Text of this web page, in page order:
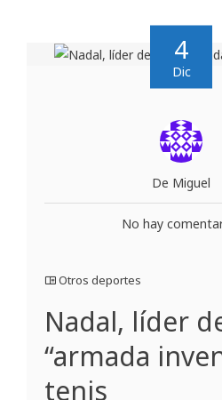
4
Dic
De Miguel
No hay
Otros deportes
Nadal, líder
“armada
tenis